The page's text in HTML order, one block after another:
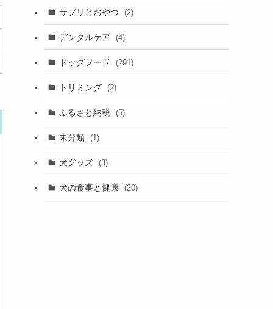
サプリとおやつ (2)
デンタルケア (4)
ドッグフード (291)
トリミング (2)
ふるさと納税 (5)
未分類 (1)
犬グッズ (3)
犬の食事と健康 (20)